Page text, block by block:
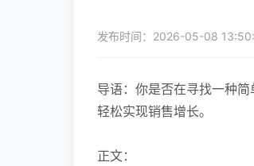
发布时间：2026-05-08
导语：你是否在寻找一种简
轻松实现销售增长。
正文：